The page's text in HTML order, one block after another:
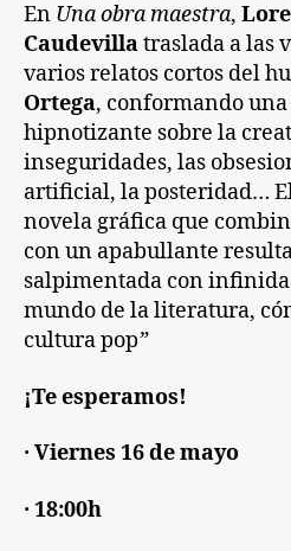
En Una obra maestra,
Caudevillatraslada a las
varios relatos cortos del
Ortega, conformando
hipnotizante sobre la
inseguridades, las
artificial, la posteridad…
novela gráfica que
con un apabullante
salpimentada con
mundo de la literatura,
cultura pop”
¡Te esperamos!
· Viernes 16 de mayo
· 18:00h